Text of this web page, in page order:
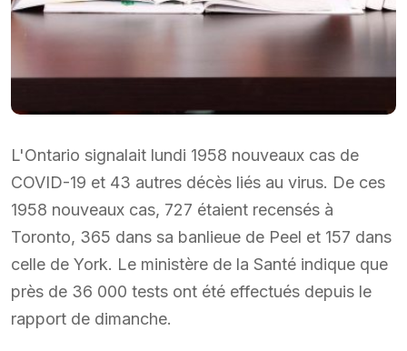
L'Ontario signalait lundi 1958 nouveaux cas de
COVID-19 et 43 autres décès liés au virus. De ces
1958 nouveaux cas, 727 étaient recensés à
Toronto, 365 dans sa banlieue de Peel et 157 dans
celle de York. Le ministère de la Santé indique que
près de 36 000 tests ont été effectués depuis le
rapport de dimanche.